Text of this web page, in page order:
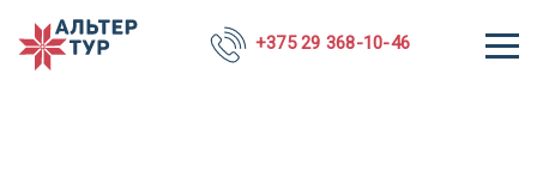
+375 29 368-10-46